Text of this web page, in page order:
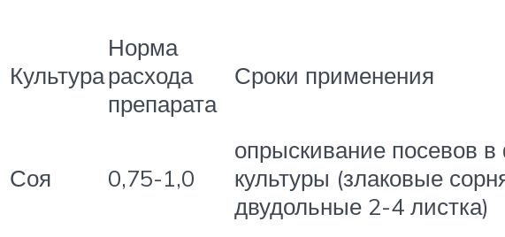
Культура
Норма
расхода
препарата
Сроки применения
Соя 0,75-1,0
опрыскивание посевов
культуры (злаковые
двудольные 2-4 листка)